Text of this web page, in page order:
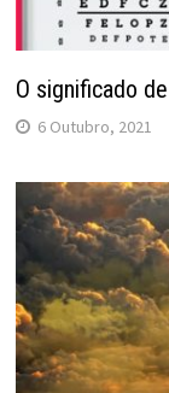
O significado
6 Outubro, 2021